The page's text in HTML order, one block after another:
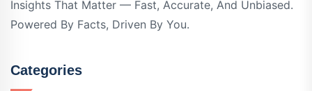
Insights That Matter — Fast, Accurate, And Unbiased.
Powered By Facts, Driven By You.
Categories